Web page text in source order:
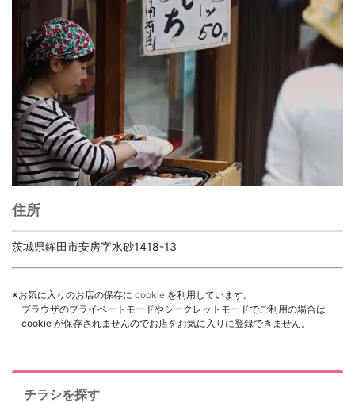
住所
茨城県鉾田市安房字水砂1418-13
※お気に入りのお店の保存に cookie を利用しています。
ブラウザのプライベートモードやシークレットモードでご利用の場合は
cookie が保存されませんのでお店をお気に入りに登録できません。
チラシを探す